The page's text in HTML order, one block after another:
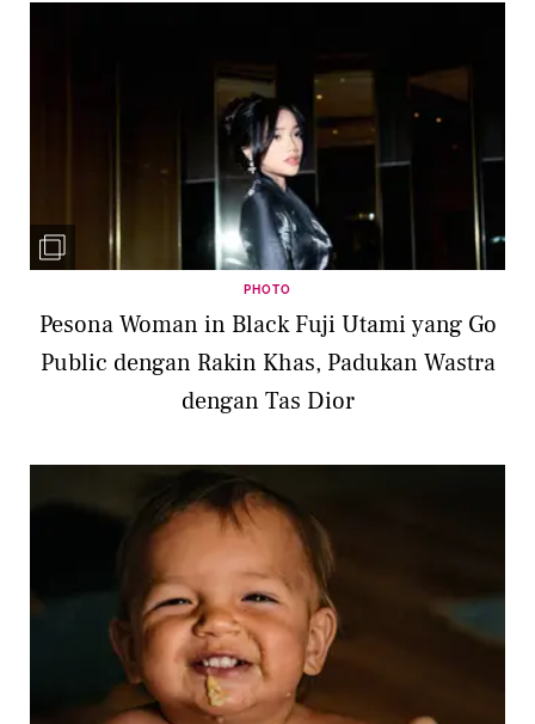
PHOTO
Pesona Woman in Black Fuji Utami yang Go
Public dengan Rakin Khas, Padukan Wastra
dengan Tas Dior